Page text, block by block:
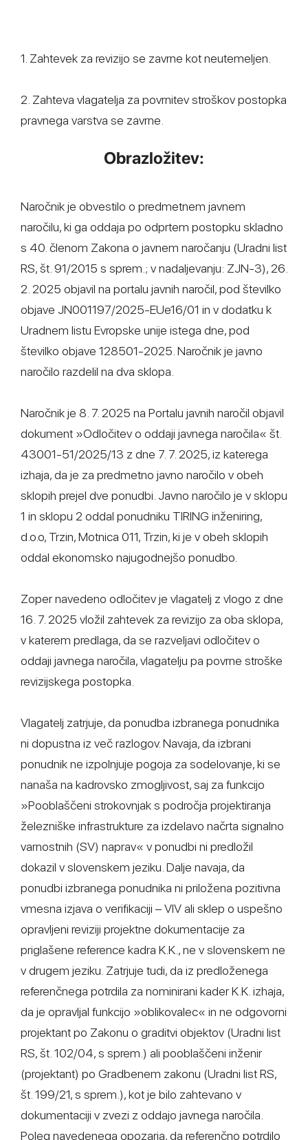
1. Zahtevek za revizijo se zavrne kot neutemeljen.
2. Zahteva vlagatelja za povrnitev stroškov postopka
pravnega varstva se zavrne.
Obrazložitev:
Naročnik je obvestilo o predmetnem javnem
naročilu, ki ga oddaja po odprtem postopku skladno
s 40. členom Zakona o javnem naročanju (Uradni list
RS, št. 91/2015 s sprem.; v nadaljevanju: ZJN-3), 26.
2. 2025 objavil na portalu javnih naročil, pod številko
objave JN001197/2025-EUe16/01 in v dodatku k
Uradnem listu Evropske unije istega dne, pod
številko objave 128501-2025. Naročnik je javno
naročilo razdelil na dva sklopa.
Naročnik je 8. 7. 2025 na Portalu javnih naročil objavil
dokument »Odločitev o oddaji javnega naročila« št.
43001-51/2025/13 z dne 7. 7. 2025, iz katerega
izhaja, da je za predmetno javno naročilo v obeh
sklopih prejel dve ponudbi. Javno naročilo je v sklopu
1 in sklopu 2 oddal ponudniku TIRING inženiring,
d.o.o, Trzin, Motnica 011, Trzin, ki je v obeh sklopih
oddal ekonomsko najugodnejšo ponudbo.
Zoper navedeno odločitev je vlagatelj z vlogo z dne
16. 7. 2025 vložil zahtevek za revizijo za oba sklopa,
v katerem predlaga, da se razveljavi odločitev o
oddaji javnega naročila, vlagatelju pa povrne stroške
revizijskega postopka.
Vlagatelj zatrjuje, da ponudba izbranega ponudnika
ni dopustna iz več razlogov. Navaja, da izbrani
ponudnik ne izpolnjuje pogoja za sodelovanje, ki se
nanaša na kadrovsko zmogljivost, saj za funkcijo
»Pooblaščeni strokovnjak s področja projektiranja
železniške infrastrukture za izdelavo načrta signalno
varnostnih (SV) naprav« v ponudbi ni predložil
dokazil v slovenskem jeziku. Dalje navaja, da
ponudbi izbranega ponudnika ni priložena pozitivna
vmesna izjava o verifikaciji – VIV ali sklep o uspešno
opravljeni reviziji projektne dokumentacije za
priglašene reference kadra K.K., ne v slovenskem ne
v drugem jeziku. Zatrjuje tudi, da iz predloženega
referenčnega potrdila za nominirani kader K.K. izhaja,
da je opravljal funkcijo »oblikovalec« in ne odgovorni
projektant po Zakonu o graditvi objektov (Uradni list
RS, št. 102/04, s sprem.) ali pooblaščeni inženir
(projektant) po Gradbenem zakonu (Uradni list RS,
št. 199/21, s sprem.), kot je bilo zahtevano v
dokumentaciji v zvezi z oddajo javnega naročila.
Poleg navedenega opozarja, da referenčno potrdilo